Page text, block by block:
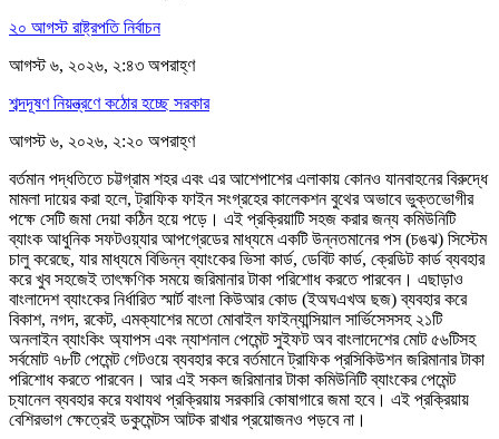
২০ আগস্ট রাষ্ট্রপতি নির্বাচন
আগস্ট ৬, ২০২৬, ২:৪৩ অপরাহ্ণ
শব্দদূষণ নিয়ন্ত্রণে কঠোর হচ্ছে সরকার
আগস্ট ৬, ২০২৬, ২:২০ অপরাহ্ণ
বর্তমান পদ্ধতিতে চট্টগ্রাম শহর এবং এর আশেপাশের এলাকায় কোনও যানবাহনের বিরুদ্ধে
মামলা দায়ের করা হলে, ট্রাফিক ফাইন সংগ্রহের কালেকশন বুথের অভাবে ভুক্তভোগীর
পক্ষে সেটি জমা দেয়া কঠিন হয়ে পড়ে। এই প্রক্রিয়াটি সহজ করার জন্য কমিউনিটি
ব্যাংক আধুনিক সফটওয়্যার আপগ্রেডের মাধ্যমে একটি উন্নতমানের পস (চঙঝ) সিস্টেম
চালু করেছে, যার মাধ্যমে বিভিন্ন ব্যাংকের ভিসা কার্ড, ডেবিট কার্ড, ক্রেডিট কার্ড ব্যবহার
করে খুব সহজেই তাৎক্ষণিক সময়ে জরিমানার টাকা পরিশোধ করতে পারবেন। এছাড়াও
বাংলাদেশ ব্যাংকের নির্ধারিত স্মার্ট বাংলা কিউআর কোড (ইঅঘএখঅ ছজ) ব্যবহার করে
বিকাশ, নগদ, রকেট, এমক্যাশের মতো মোবাইল ফাইন্যান্সিয়াল সার্ভিসেসসহ ২১টি
অনলাইন ব্যাংকিং অ্যাপস এবং ন্যাশনাল পেমেন্ট সুইফট অব বাংলাদেশের মোট ৫৬টিসহ
সর্বমোট ৭৮টি পেমেন্ট গেটওয়ে ব্যবহার করে বর্তমানে ট্রাফিক প্রসিকিউশন জরিমানার টাকা
পরিশোধ করতে পারবেন। আর এই সকল জরিমানার টাকা কমিউনিটি ব্যাংকের পেমেন্ট
চ্যানেল ব্যবহার করে যথাযথ প্রক্রিয়ায় সরকারি কোষাগারে জমা হবে। এই প্রক্রিয়ায়
বেশিরভাগ ক্ষেত্রেই ডকুমেন্টস আটক রাখার প্রয়োজনও পড়বে না।